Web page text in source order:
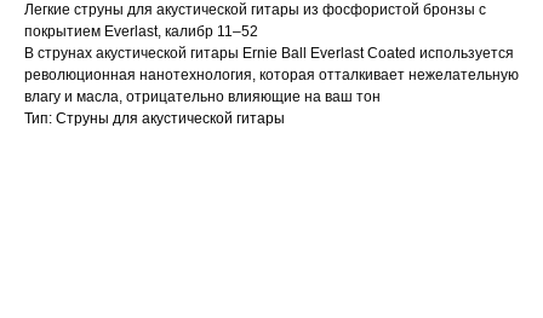
Легкие струны для акустической гитары из фосфористой бронзы с
покрытием Everlast, калибр 11–52
В струнах акустической гитары Ernie Ball Everlast Coated используется
революционная нанотехнология, которая отталкивает нежелательную
влагу и масла, отрицательно влияющие на ваш тон
Тип: Струны для акустической гитары